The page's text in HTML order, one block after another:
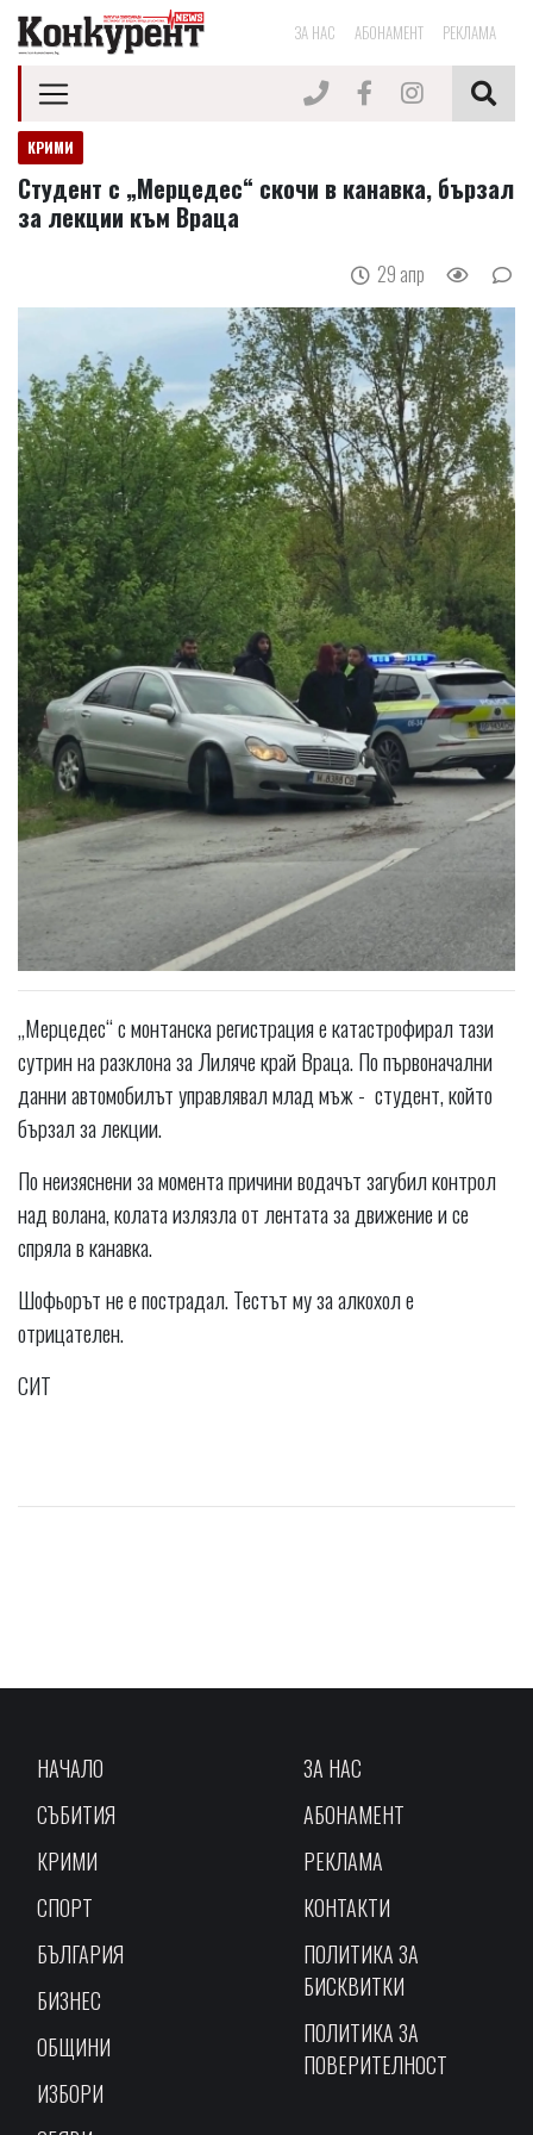
ЗА НАС АБОНАМЕНТ РЕКЛАМА
КРИМИ
Студент с „Мерцедес“ скочи в канавка, бързал
за лекции към Враца
29 апр
„Мерцедес“ с монтанска регистрация е катастрофирал тази
сутрин на разклона за Лиляче край Враца. По първоначални
данни автомобилът управлявал млад мъж - студент, който
бързал за лекции.
По неизяснени за момента причини водачът загубил контрол
над волана, колата излязла от лентата за движение и се
спряла в канавка.
Шофьорът не е пострадал. Тестът му за алкохол е
отрицателен.
СИТ
НАЧАЛО
СЪБИТИЯ
КРИМИ
СПОРТ
БЪЛГАРИЯ
БИЗНЕС
ОБЩИНИ
ИЗБОРИ
ЗА НАС
АБОНАМЕНТ
РЕКЛАМА
КОНТАКТИ
ПОЛИТИКА ЗА
БИСКВИТКИ
ПОЛИТИКА ЗА
ПОВЕРИТЕЛНОСТ